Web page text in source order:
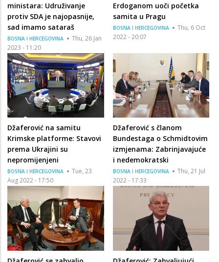
ministara: Udruživanje
protiv SDA je najopasnije,
sad imamo sataraš
BOSNA I HERCEGOVINA
Thu, 26 Jan
2023 - 11:20
Erdoganom uoči početka
samita u Pragu
BOSNA I HERCEGOVINA
Thu, 6 Oct
2022 - 20:07
Džaferović na samitu
Krimske platforme: Stavovi
prema Ukrajini su
nepromijenjeni
BOSNA I HERCEGOVINA
Tue, 23
Aug 2022 - 17:50
Džaferović s članom
Bundestaga o Schmidtovim
izmjenama: Zabrinjavajuće
i nedemokratski
BOSNA I HERCEGOVINA
Thu, 21 Jul
2022 - 17:33